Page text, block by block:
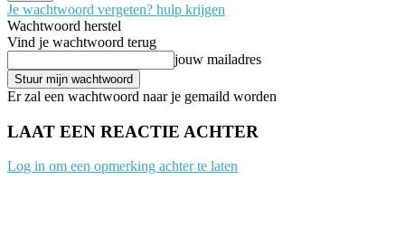
Je wachtwoord vergeten? hulp krijgen
Wachtwoord herstel
Vind je wachtwoord terug
jouw mailadres
Er zal een wachtwoord naar je gemaild worden
LAAT EEN REACTIE ACHTER
Log in om een opmerking achter te laten